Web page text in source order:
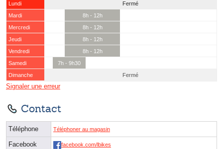
Lundi
Fermé
Mardi
8h - 12h
Mercredi
8h - 12h
Jeudi
8h - 12h
Vendredi
8h - 12h
Samedi
7h - 9h30
Dimanche
Fermé
Signaler une erreur
Contact
Téléphone Téléphoner au magasin
Facebook facebook.com/lbikes